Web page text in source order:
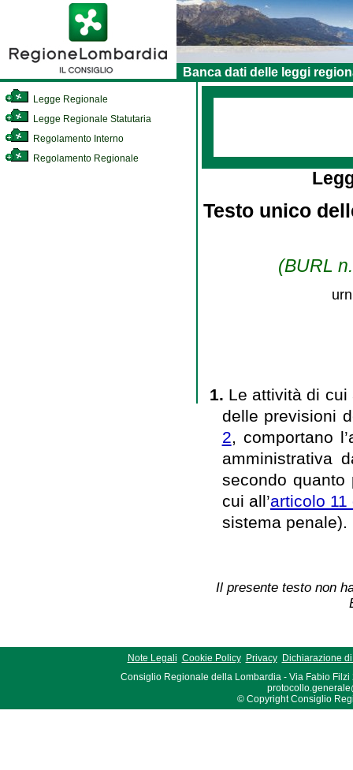
Banca dati delle leggi
Legge Regionale
Legge Regionale Statutaria
Regolamento Interno
Regolamento Regionale
Testo unico
(BURL
1. Le attività di cui
delle previsioni
2, comportano
amministrativa
secondo
cui all’articolo
sistema penale).
Il presente testo non
Note Legali Cookie Policy Privacy
Dichiarazione
Consiglio Regionale della Lombardia - Via Fabio Filzi
© Copyright Consiglio